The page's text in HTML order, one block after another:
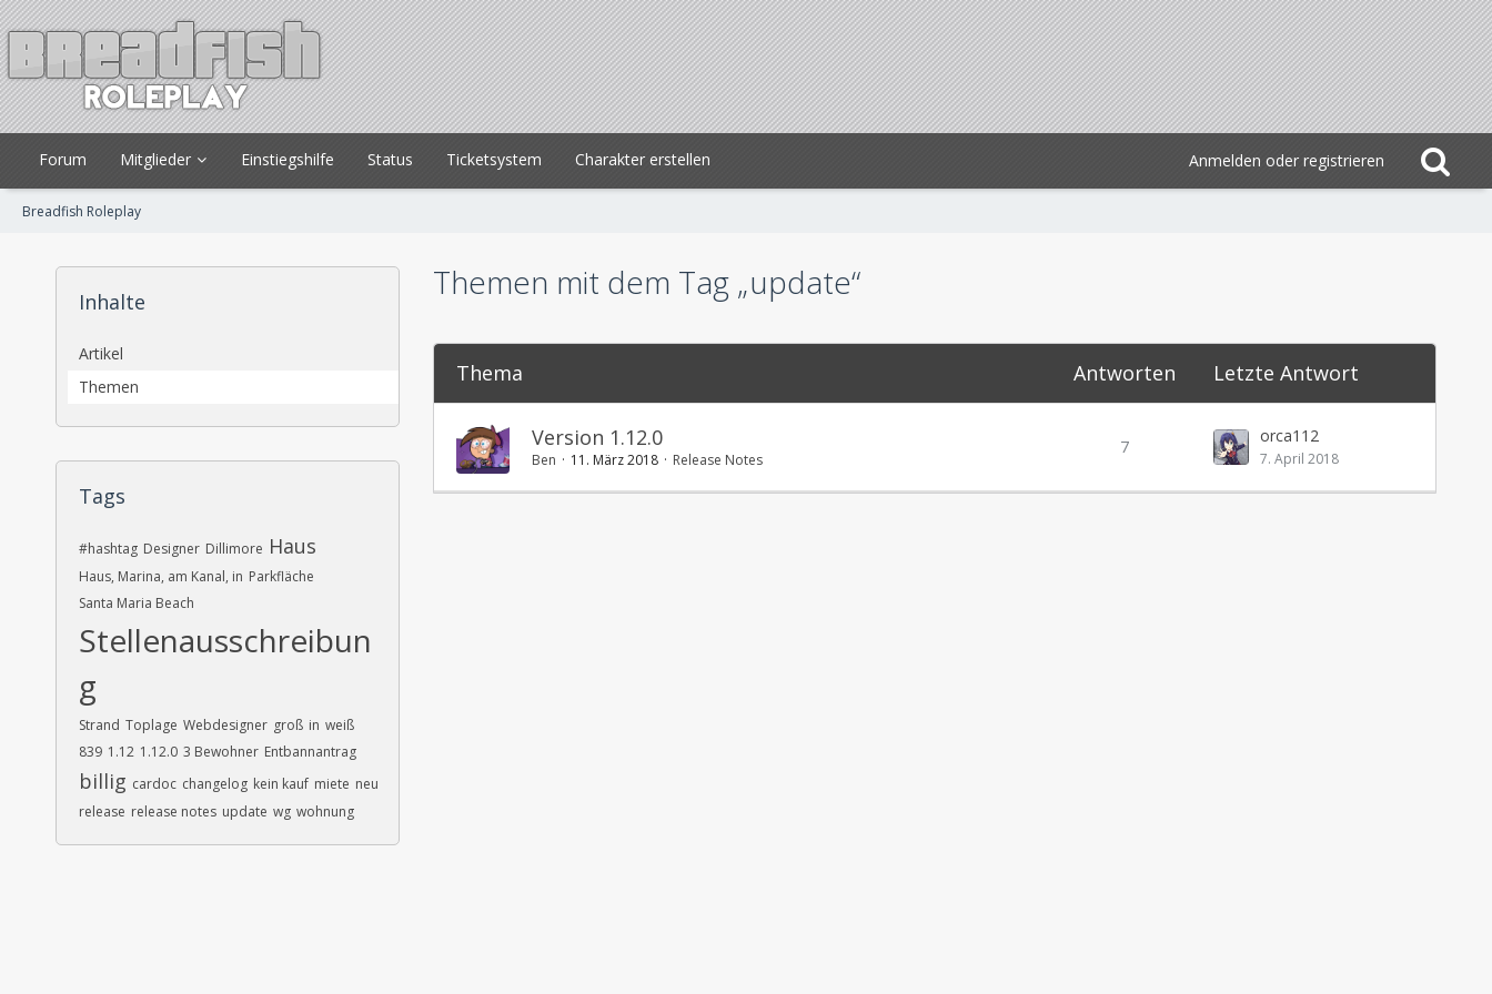
Forum Mitglieder Einstiegshilfe Status Ticketsystem Charakter erstellen Anmelden oder registrieren
Breadfish Roleplay
Inhalte
Artikel
Themen
Tags
#hashtag Designer Dillimore Haus
Haus, Marina, am Kanal, in Parkfläche
Santa Maria Beach
Stellenausschreibun
g
Strand Toplage Webdesigner groß in weiß
839 1.12 1.12.0 3 Bewohner Entbannantrag
billig cardoc changelog kein kauf miete neu
release release notes update wg wohnung
Themen mit dem Tag „update“
Thema Antworten Letzte Antwort
Version 1.12.0
Ben 11. März 2018 Release Notes
7
orca112
7. April 2018